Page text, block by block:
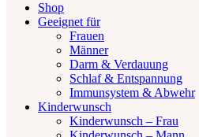
Shop
Geeignet für
Frauen
Männer
Darm & Verdauung
Schlaf & Entspannung
Immunsystem & Abwehr
Kinderwunsch
Kinderwunsch – Frau